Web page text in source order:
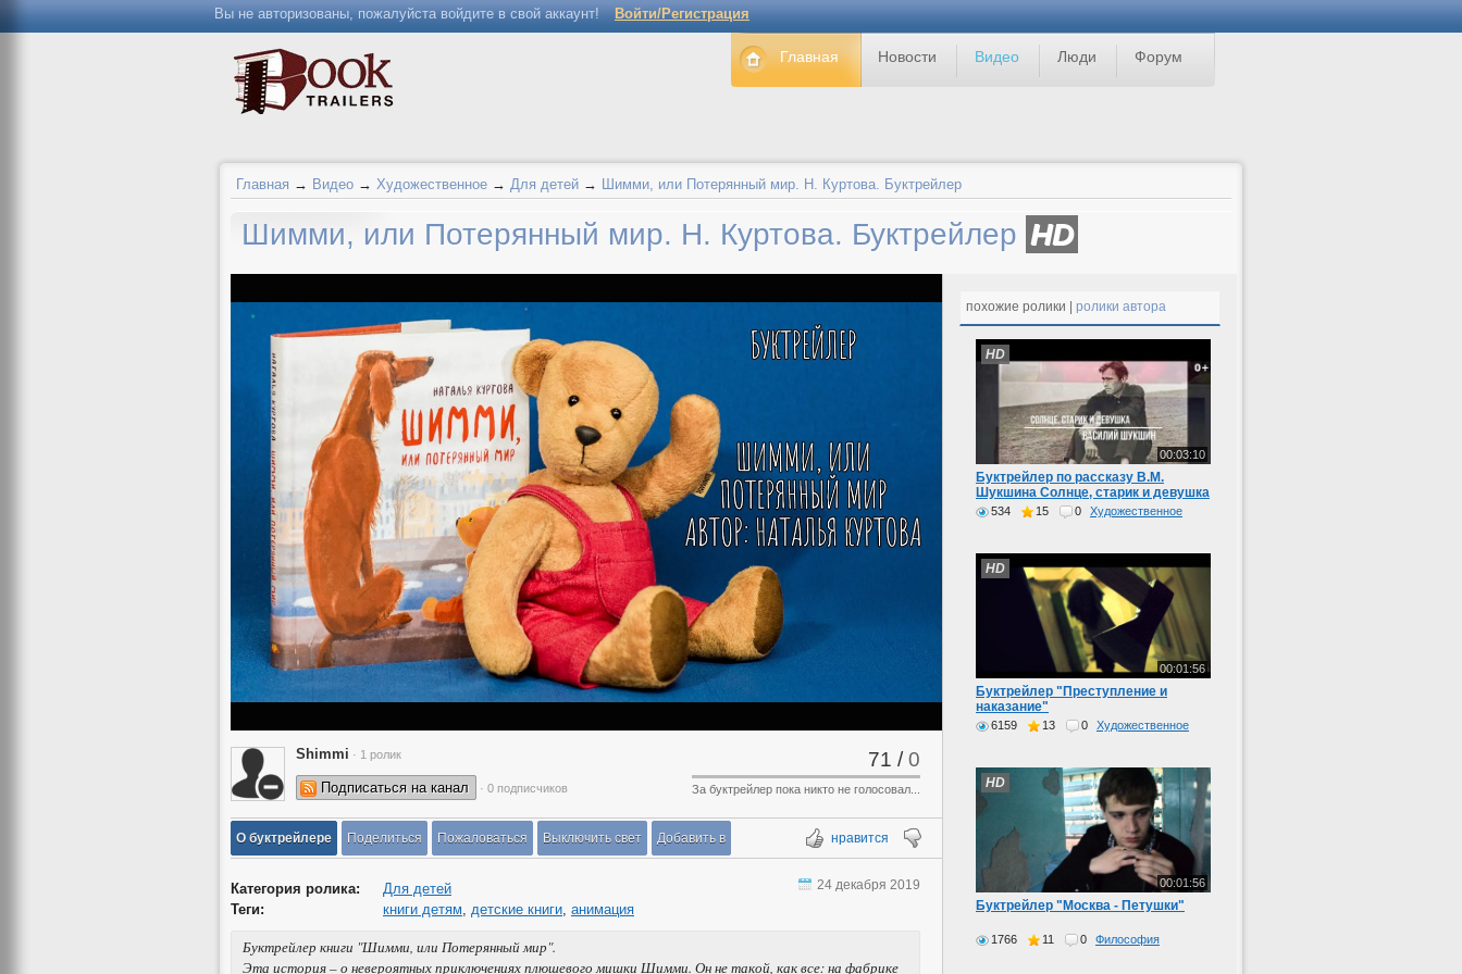
Вы не авторизованы, пожалуйста войдите в свой аккаунт! Войти/Регистрация
Главная Новости Видео Люди Форум
Главная → Видео → Художественное → Для детей → Шимми, или Потерянный мир. Н. Куртова. Буктрейлер
Шимми, или Потерянный мир. Н. Куртова. Буктрейлер HD
Shimmi · 1 ролик
Подписаться на канал · 0 подписчиков
71 /0
За буктрейлер пока никто не голосовал...
нравится
О буктрейлере Поделиться Пожаловаться Выключить свет Добавить в
Категория ролика:
Для детей
Теги:
книги детям, детские книги, анимация
Буктрейлер книги "Шимми, или Потерянный мир".
Эта история – о невероятных приключениях плюшевого мишки Шимми. Он не такой, как все: на фабрике
24 декабря 2019
похожие ролики | ролики автора
00:03:10
HD
Буктрейлер по рассказу В.М.
Шукшина Солнце, старик и девушка
534 15 0 Художественное
00:01:56
HD
Буктрейлер "Преступление и
наказание"
6159 13 0 Художественное
00:01:56
HD
Буктрейлер "Москва - Петушки"
1766 11 0 Философия